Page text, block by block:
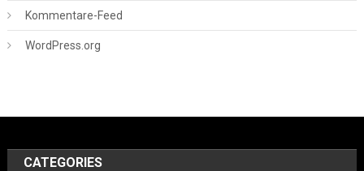
Kommentare-Feed
WordPress.org
CATEGORIES